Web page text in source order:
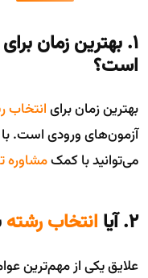
۱. بهترین زمان برای
است؟
بهترین زمان برایانتخاب
آزمون‌های ورودی است. با
می‌توانید با کمکمشاوره
۲. آیا انتخاب رشته
علایق یکی از مهم‌ترین